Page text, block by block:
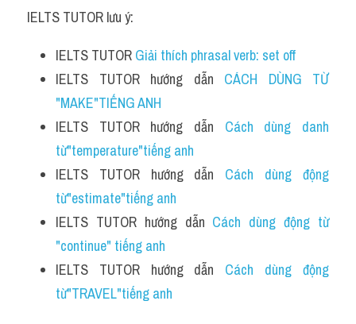
IELTS TUTOR lưu ý:
IELTS TUTOR Giải thích phrasal verb: set off
IELTS TUTOR hướng dẫn CÁCH DÙNG TỪ
"MAKE"TIẾNG ANH
IELTS TUTOR hướng dẫn Cách dùng danh
từ"temperature"tiếng anh
IELTS TUTOR hướng dẫn Cách dùng động
từ"estimate"tiếng anh
IELTS TUTOR hướng dẫn Cách dùng động từ
"continue" tiếng anh
IELTS TUTOR hướng dẫn Cách dùng động
từ"TRAVEL"tiếng anh